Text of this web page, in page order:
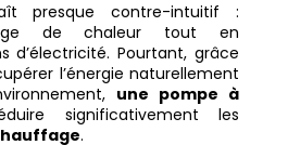
presque contre-intuitif :
de chaleur tout en
d’électricité. Pourtant, grâce
l’énergie naturellement
une pompe à
significativement les
.